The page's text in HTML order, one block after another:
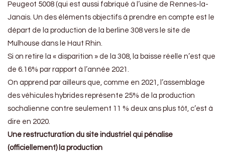
Peugeot 5008 (qui est aussi fabriqué à l’usine de Rennes-la-
Janais. Un des éléments objectifs à prendre en compte est le
départ de la production de la berline 308 vers le site de
Mulhouse dans le Haut Rhin.
Si on retire la « disparition » de la 308, la baisse réelle n’est que
de 6.16% par rapport à l’année 2021.
On apprend par ailleurs que, comme en 2021, l’assemblage
des véhicules hybrides représente 25% de la production
sochalienne contre seulement 11 % deux ans plus tôt, c’est à
dire en 2020.
Une restructuration du site industriel qui pénalise
(officiellement) la production